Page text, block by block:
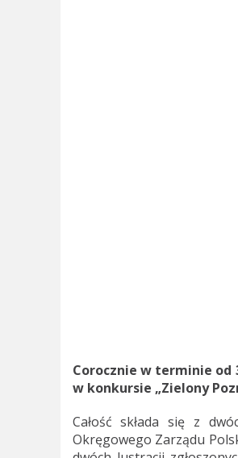
Corocznie w terminie od
w konkursie „Zielony
Całość składa się z
Okręgowego Zarządu